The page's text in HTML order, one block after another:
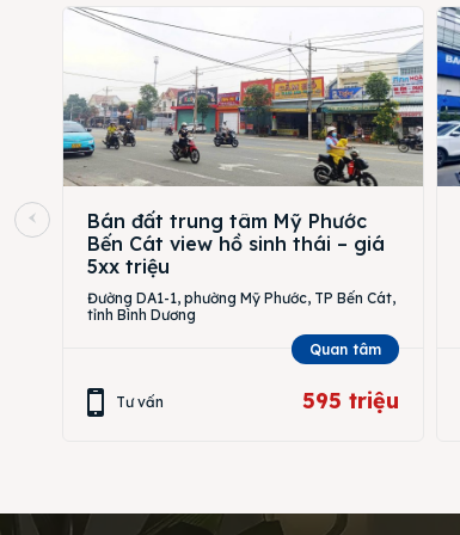
Bán đất trung tâm Mỹ Phước
Bến Cát view hồ sinh thái – giá
5xx triệu
Đường DA1-1, phường Mỹ Phước, TP Bến Cát,
tỉnh Bình Dương
Quan tâm
Tư vấn 595 triệu